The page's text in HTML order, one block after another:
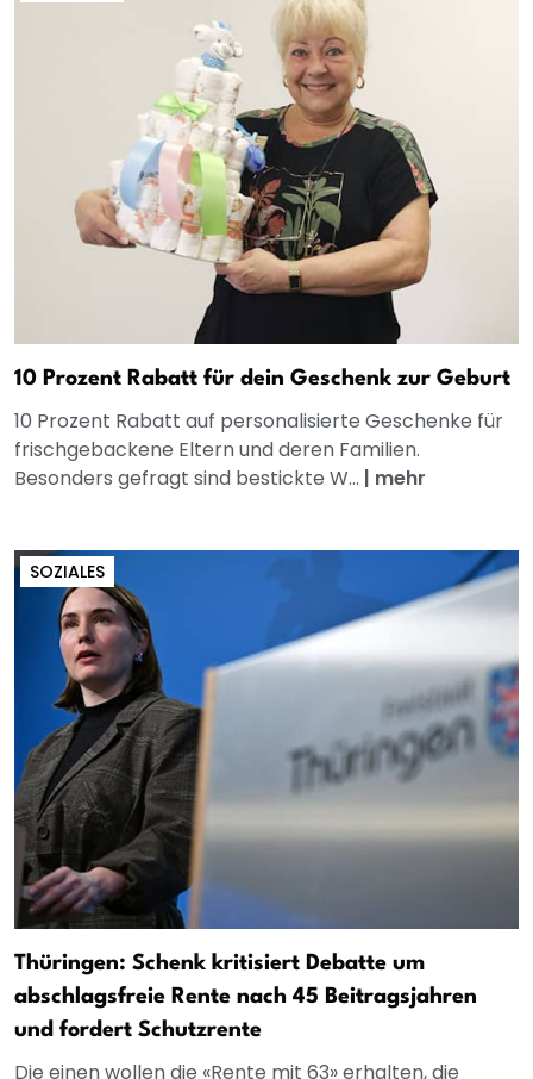
10 Prozent Rabatt für dein Geschenk zur Geburt
10 Prozent Rabatt auf personalisierte Geschenke für
frischgebackene Eltern und deren Familien.
Besonders gefragt sind bestickte W... | mehr
SOZIALES
Thüringen: Schenk kritisiert Debatte um
abschlagsfreie Rente nach 45 Beitragsjahren
und fordert Schutzrente
Die einen wollen die «Rente mit 63» erhalten, die